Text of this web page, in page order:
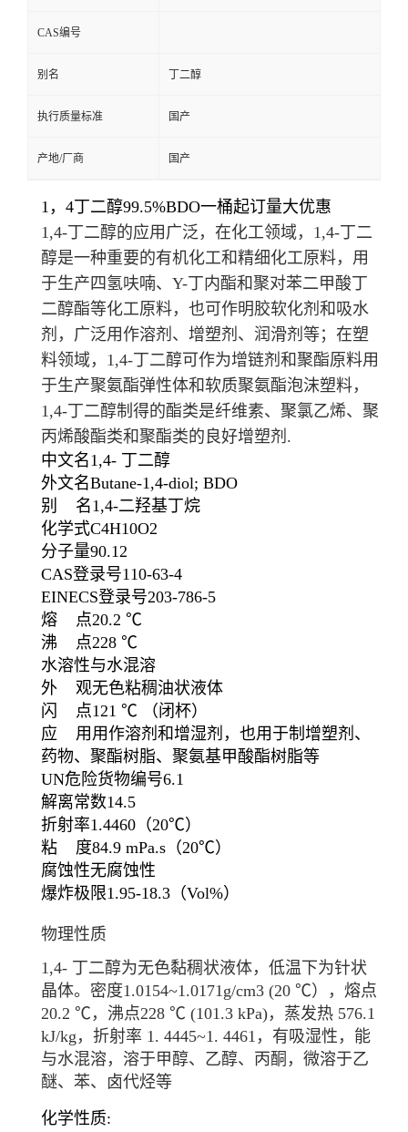
CAS编号
别名 丁二醇
执行质量标准 国产
产地/厂商 国产
1，4丁二醇99.5%BDO一桶起订量大优惠
1,4-丁二醇的应用广泛，在化工领域，1,4-丁二
醇是一种重要的有机化工和精细化工原料，用
于生产四氢呋喃、Y-丁内酯和聚对苯二甲酸丁
二醇酯等化工原料，也可作明胶软化剂和吸水
剂，广泛用作溶剂、增塑剂、润滑剂等；在塑
料领域，1,4-丁二醇可作为增链剂和聚酯原料用
于生产聚氨酯弹性体和软质聚氨酯泡沫塑料，
1,4-丁二醇制得的酯类是纤维素、聚氯乙烯、聚
丙烯酸酯类和聚酯类的良好增塑剂.
中文名1,4- 丁二醇
外文名Butane-1,4-diol; BDO
别 名1,4-二羟基丁烷
化学式C4H10O2
分子量90.12
CAS登录号110-63-4
EINECS登录号203-786-5
熔 点20.2 ℃
沸 点228 ℃
水溶性与水混溶
外 观无色粘稠油状液体
闪 点121 ℃
（闭杯）
应 用 用作溶剂和增湿剂，也用于制增塑剂、
药物、聚酯树脂、聚氨基甲酸酯树脂等
UN危险货物编号6.1
解离常数14.5
折射率1.4460（20℃）
粘 度84.9 mPa.s（20℃）
腐蚀性无腐蚀性
爆炸极限1.95-18.3（Vol%）
物理性质
1,4- 丁二醇为无色黏稠状液体，低温下为针状
晶体。密度1.0154~1.0171g/cm3 (20 ℃），熔点
20.2 ℃，沸点228 ℃ (101.3 kPa)，蒸发热 576.1
kJ/kg，折射率 1. 4445~1. 4461，有吸湿性，能
与水混溶，溶于甲醇、乙醇、丙酮，微溶于乙
醚、苯、卤代烃等
化学性质: